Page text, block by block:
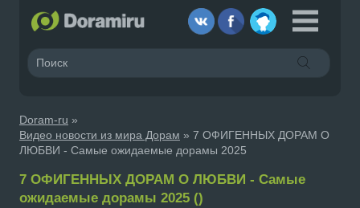
Doram-ru »
Видео новости из мира Дорам » 7 ОФИГЕННЫХ ДОРАМ О
ЛЮБВИ - Самые ожидаемые дорамы 2025
7 ОФИГЕННЫХ ДОРАМ О ЛЮБВИ - Самые
ожидаемые дорамы 2025 ()